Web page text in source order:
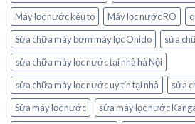
Máy lọc nước kêu to
Máy lọc nước RO
Sửa chữa máy bơm máy lọc Ohido
sửa
sửa chữa máy lọc nước tại nhà hà Nội
sửa chữa máy lọc nước uy tín tại nhà
sửa
Sửa máy lọc nước
sửa máy lọc nước